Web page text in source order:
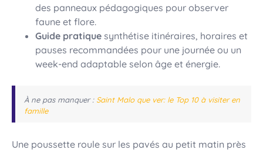
des panneaux pédagogiques pour observer
faune et flore.
Guide pratique synthétise itinéraires, horaires et
pauses recommandées pour une journée ou un
week-end adaptable selon âge et énergie.
À ne pas manquer : Saint Malo que ver: le Top 10 à visiter en
famille
Une poussette roule sur les pavés au petit matin près